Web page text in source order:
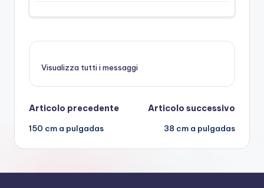
Visualizza tutti i messaggi
Navigazione
posticipata
Articolo precedente
150 cm a pulgadas
Articolo successivo
38 cm a pulgadas